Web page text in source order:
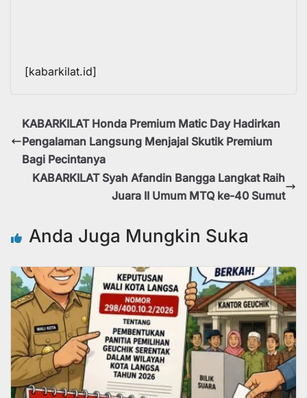
[kabarkilat.id]
KABARKILAT Honda Premium Matic Day Hadirkan
Pengalaman Langsung Menjajal Skutik Premium
Bagi Pecintanya
KABARKILAT Syah Afandin Bangga Langkat Raih
Juara II Umum MTQ ke-40 Sumut
Anda Juga Mungkin Suka